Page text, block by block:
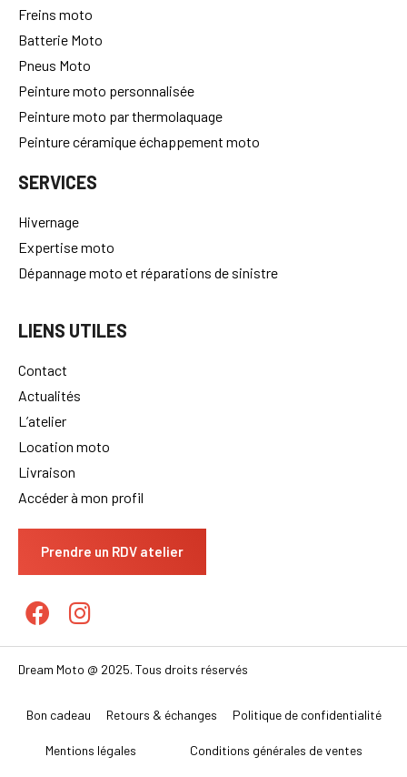
Freins moto
Batterie Moto
Pneus Moto
Peinture moto personnalisée
Peinture moto par thermolaquage
Peinture céramique échappement moto
SERVICES
Hivernage
Expertise moto
Dépannage moto et réparations de sinistre
LIENS UTILES
Contact
Actualités
L’atelier
Location moto
Livraison
Accéder à mon profil
Prendre un RDV atelier
Dream Moto @ 2025. Tous droits réservés
Bon cadeau Retours & échanges Politique de confidentialité
Mentions légales Conditions générales de ventes